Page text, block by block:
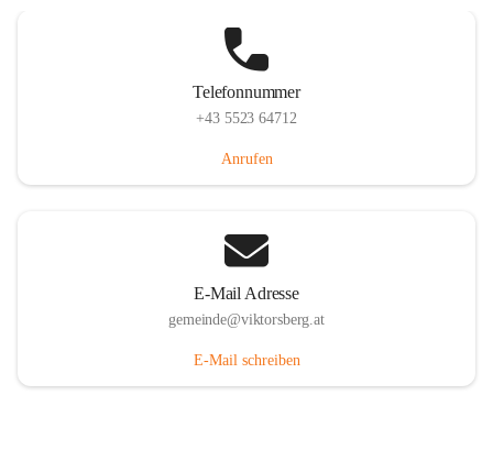
Telefonnummer
+43 5523 64712
Anrufen
E-Mail Adresse
gemeinde@viktorsberg.at
E-Mail schreiben